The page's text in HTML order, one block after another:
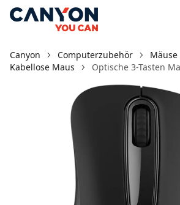
Canyon Computerzubehör
Mäuse
Kabellose Maus
Optische 3-Tasten